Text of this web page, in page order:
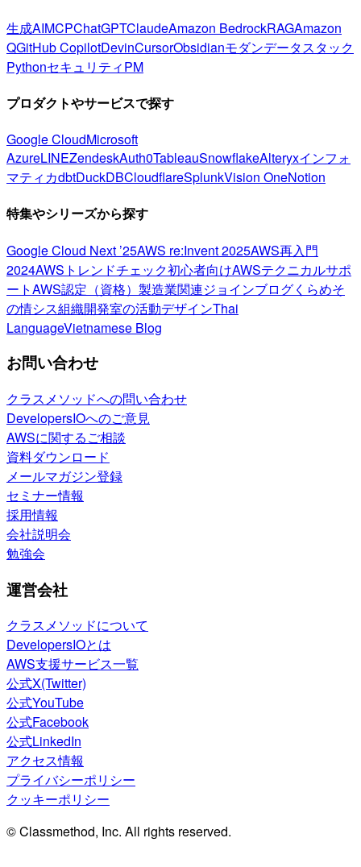
生成AIMCPChatGPTClaudeAmazon BedrockRAGAmazon
QGitHub CopilotDevinCursorObsidianモダンデータスタック
PythonセキュリティPM
プロダクトやサービスで探す
Google CloudMicrosoft
AzureLINEZendeskAuth0TableauSnowflakeAlteryxインフォ
マティカdbtDuckDBCloudflareSplunkVision OneNotion
特集やシリーズから探す
Google Cloud Next ’25AWS re:Invent 2025AWS再入門
2024AWSトレンドチェック初心者向けAWSテクニカルサポ
ートAWS認定（資格） 製造業関連ジョインブログくらめそ
の情シス組織開発室の活動デザインThai
LanguageVietnamese Blog
お問い合わせ
クラスメソッドへの問い合わせ
DevelopersIOへのご意見
AWSに関するご相談
資料ダウンロード
メールマガジン登録
セミナー情報
採用情報
会社説明会
勉強会
運営会社
クラスメソッドについて
DevelopersIOとは
AWS支援サービス一覧
公式X(Twitter)
公式YouTube
公式Facebook
公式LinkedIn
アクセス情報
プライバシーポリシー
クッキーポリシー
© Classmethod, Inc. All rights reserved.